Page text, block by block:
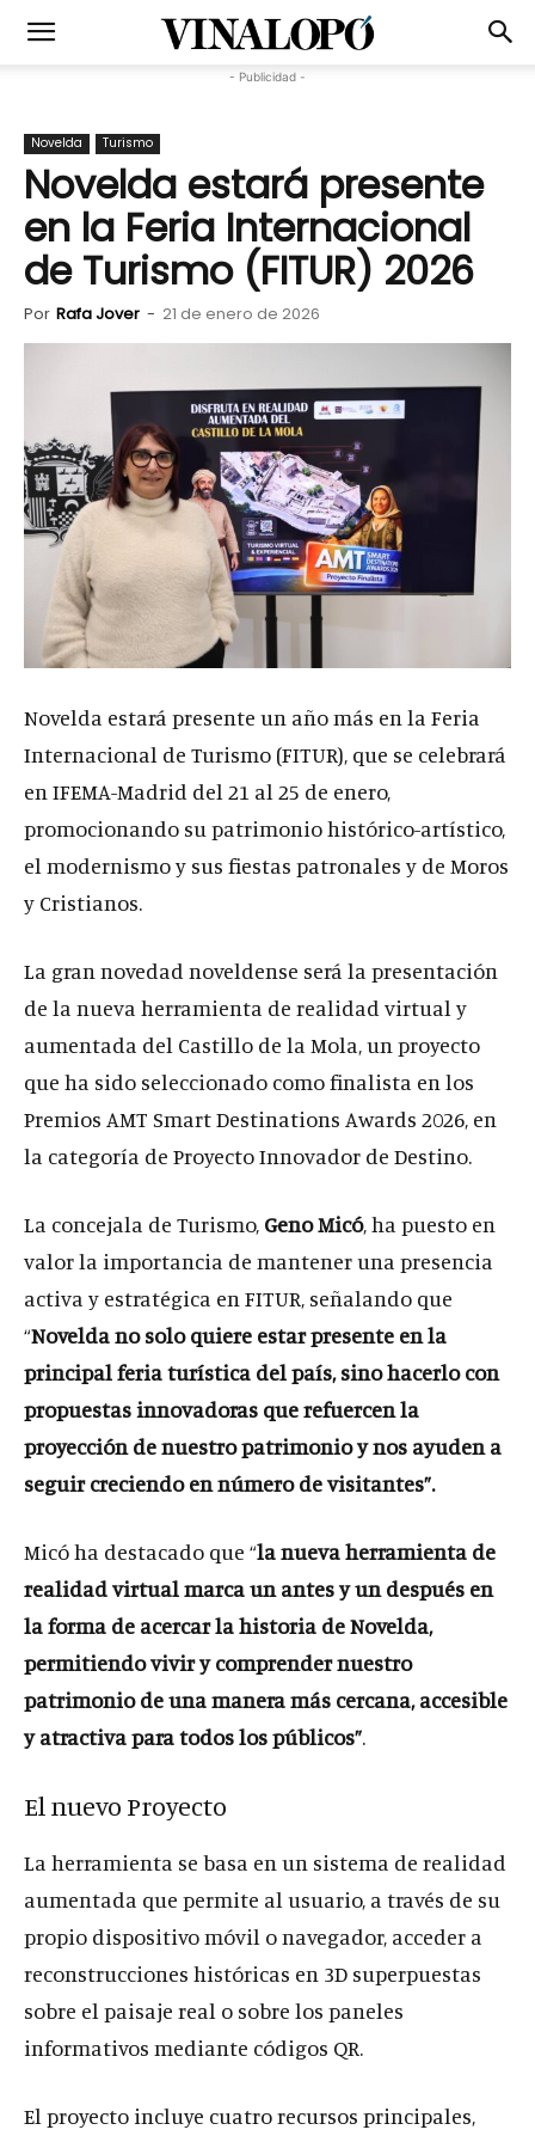
- Publicidad -
Novelda Turismo
Novelda estará presente
en la Feria Internacional
de Turismo (FITUR) 2026
Por Rafa Jover - 21 de enero de 2026
Novelda estará presente un año más en la Feria
Internacional de Turismo (FITUR), que se celebrará
en IFEMA-Madrid del 21 al 25 de enero,
promocionando su patrimonio histórico-artístico,
el modernismo y sus fiestas patronales y de Moros
y Cristianos.
La gran novedad noveldense será la presentación
de la nueva herramienta de realidad virtual y
aumentada del Castillo de la Mola, un proyecto
que ha sido seleccionado como finalista en los
Premios AMT Smart Destinations Awards 2026, en
la categoría de Proyecto Innovador de Destino.
La concejala de Turismo, Geno Micó, ha puesto en
valor la importancia de mantener una presencia
activa y estratégica en FITUR, señalando que
“Novelda no solo quiere estar presente en la
principal feria turística del país, sino hacerlo con
propuestas innovadoras que refuercen la
proyección de nuestro patrimonio y nos ayuden a
seguir creciendo en número de visitantes”.
Micó ha destacado que “la nueva herramienta de
realidad virtual marca un antes y un después en
la forma de acercar la historia de Novelda,
permitiendo vivir y comprender nuestro
patrimonio de una manera más cercana, accesible
y atractiva para todos los públicos”.
El nuevo Proyecto
La herramienta se basa en un sistema de realidad
aumentada que permite al usuario, a través de su
propio dispositivo móvil o navegador, acceder a
reconstrucciones históricas en 3D superpuestas
sobre el paisaje real o sobre los paneles
informativos mediante códigos QR.
El proyecto incluye cuatro recursos principales,